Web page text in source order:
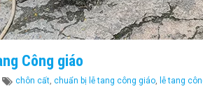
Công giáo
Tags
chôn cất chuẩn bị lễ tang công giáo lễ tang